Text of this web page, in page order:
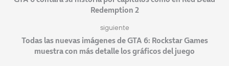
Redemption 2
siguiente
Todas las nuevas imágenes de GTA 6: Rockstar Games
muestra con más detalle los gráficos del juego